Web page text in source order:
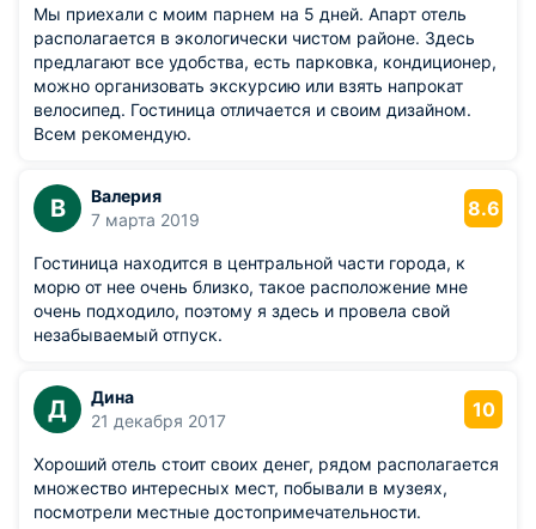
Мы приехали с моим парнем на 5 дней. Апарт отель
располагается в экологически чистом районе. Здесь
предлагают все удобства, есть парковка, кондиционер,
можно организовать экскурсию или взять напрокат
велосипед. Гостиница отличается и своим дизайном.
Всем рекомендую.
В
Валерия
7 марта 2019
8.6
Гостиница находится в центральной части города, к
морю от нее очень близко, такое расположение мне
очень подходило, поэтому я здесь и провела свой
незабываемый отпуск.
Д
Дина
21 декабря 2017
10
Хороший отель стоит своих денег, рядом располагается
множество интересных мест, побывали в музеях,
посмотрели местные достопримечательности.